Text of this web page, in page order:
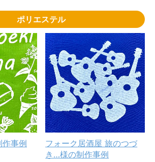
ポリエステル
作事例
フォーク居酒屋 旅のつづ
き…様の制作事例